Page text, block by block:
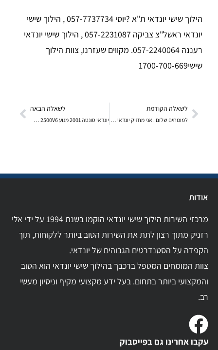
הילוך שישי יונדאי ת"א ?יוסי 057-7737734 , הילוך שישי
יונדאי ראשל"צ צביקה 057-2231087 , הילוך שישי יונדאי
רעננה 057-2240064. מקווים שעזרנו, צוות הילוך
שישי1700-700-669
לשאלה הקודמת לשאלה הבאה
אודות
מרכזי השירות הילוך שישי יונדאי הוקמו בשנת 1994 על ידי אלי
רזניק מתוך רצון לתת את השירות הטוב ביותר ללקוחות, תוך
הקפדה על הסטנדרטים הגבוהים של יונדאי.
צוות המומחים המטפל ברכבך בהילוך שישי יונדאי הוא הטוב
והמקצועי ביותר בתחום. בעל ידע מקצועי מקיף וניסיון מעשי
רב.
עקבו אחרינו גם בפייסבוק